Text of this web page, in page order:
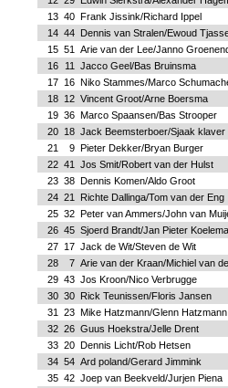
13 40 Frank Jissink/Richard Ippel
14 44 Dennis van Stralen/Ewoud
15 51
Arie van der Lee/Janno
16
11
Jacco Geel/Bas Bruinsma
17 16 Niko Stammes/Marco
18 12 Vincent Groot/Arne Boersma
19 36 Marco Spaansen/Bas Strooper
20 18 Jack Beemsterboer/Sjaak klaver
21
9 Pieter Dekker/Bryan Burger
22 41
Jos Smit/Robert van der Hulst
23 38 Dennis Komen/Aldo Groot
24 21
Richte Dallinga/Tom van der Eng
25 32 Peter van Ammers/John van
26 45 Sjoerd Brandt/Jan Pieter
27 17 Jack de Wit/Steven de Wit
28
7 Arie van der Kraan/Michiel van
29 43 Jos Kroon/Nico Verbrugge
30 30 Rick Teunissen/Floris Jansen
31
23 Mike Hatzmann/Glenn Hatzmann
32 26 Guus Hoekstra/Jelle Drent
33 20 Dennis Licht/Rob Hetsen
34 54 Ard poland/Gerard Jimmink
35 42 Joep van Beekveld/Jurjen Piena